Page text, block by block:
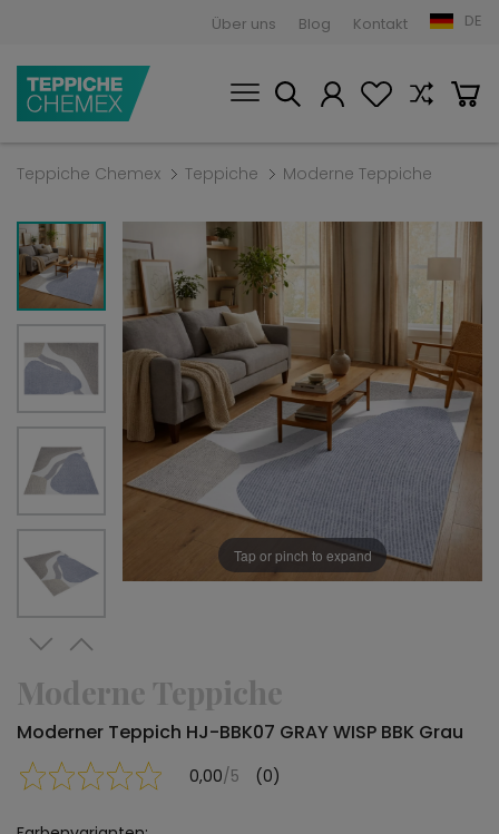
Über uns Blog Kontakt DE
Teppiche Chemex Teppiche Moderne Teppiche
Tap or pinch to expand
Moderne Teppiche
Moderner Teppich HJ-BBK07 GRAY WISP BBK Grau
0,00/5 (0)